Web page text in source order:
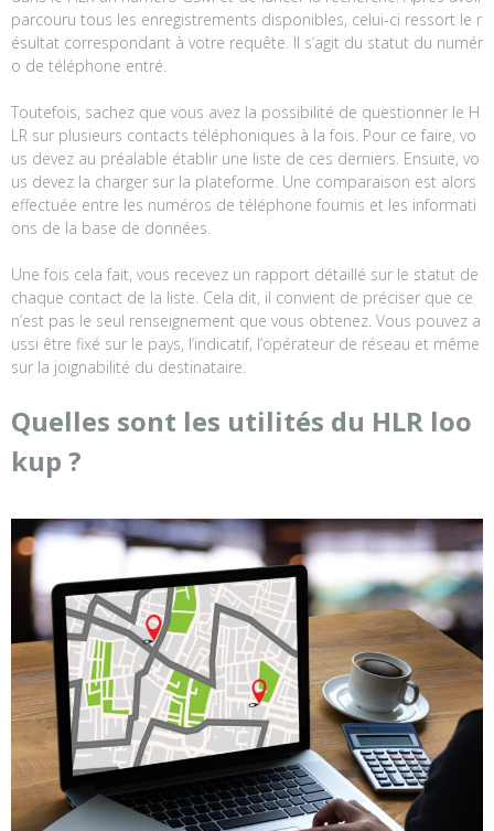
parcouru tous les enregistrements disponibles, celui-ci ressort le r
ésultat correspondant à votre requête. Il s’agit du statut du numér
o de téléphone entré.
Toutefois, sachez que vous avez la possibilité de questionner le H
LR sur plusieurs contacts téléphoniques à la fois. Pour ce faire, vo
us devez au préalable établir une liste de ces derniers. Ensuite, vo
us devez la charger sur la plateforme. Une comparaison est alors
effectuée entre les numéros de téléphone fournis et les informati
ons de la base de données.
Une fois cela fait, vous recevez un rapport détaillé sur le statut de
chaque contact de la liste. Cela dit, il convient de préciser que ce
n’est pas le seul renseignement que vous obtenez. Vous pouvez a
ussi être fixé sur le pays, l’indicatif, l’opérateur de réseau et même
sur la joignabilité du destinataire.
Quelles sont les utilités du HLR loo
kup ?